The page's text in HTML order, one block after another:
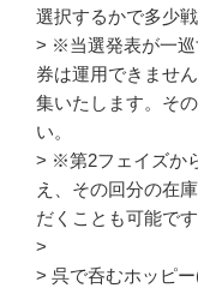
選択するかで多少
> ※当選発表が一巡
券は運用できませ
集いたします。そ
い。
> ※第2フェイズか
え、その回分の在
だくことも可能です
>
> 呉で呑むホッピ